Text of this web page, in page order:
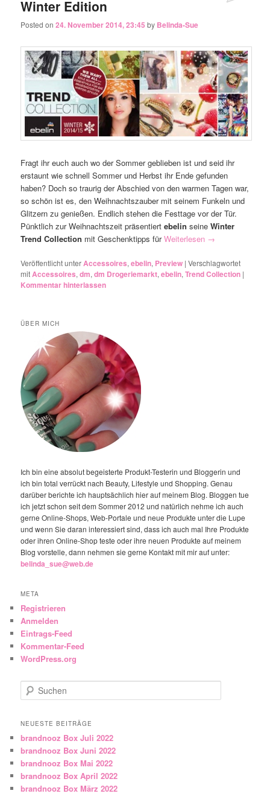
Posted on24. November 2014, 23:45 by Belinda-Sue
Fragt ihr euch auch wo der Sommer geblieben ist und seid ihr
erstaunt wie schnell Sommer und Herbst ihr Ende gefunden
haben? Doch so traurig der Abschied von den warmen Tagen war,
so schön ist es, den Weihnachtszauber mit seinem Funkeln und
Glitzern zu genießen. Endlich stehen die Festtage vor der Tür.
Pünktlich zur Weihnachtszeit präsentiertebelin seineWinter
Trend Collection mit Geschenktipps fürWeiterlesen →
Veröffentlicht unterAccessoires,ebelin, Preview |Verschlagwortet
mitAccessoires,dm,dm Drogeriemarkt,ebelin,Trend Collection |
Kommentar hinterlassen
ÜBER MICH
Ich bin eine absolut begeisterte Produkt-Testerin und Bloggerin und
ich bin total verrückt nach Beauty, Lifestyle und Shopping. Genau
darüber berichte ich hauptsächlich hier auf meinem Blog. Bloggen tue
ich jetzt schon seit dem Sommer 2012 und natürlich nehme ich auch
gerne Online-Shops, Web-Portale und neue Produkte unter die Lupe
und wenn Sie daran interessiert sind, dass ich auch mal Ihre Produkte
oder ihren Online-Shop teste oder ihre neuen Produkte auf meinem
Blog vorstelle, dann nehmen sie gerne Kontakt mit mir auf unter:
belinda_sue@web.de
META
Registrieren
Anmelden
Eintrags-Feed
Kommentar-Feed
WordPress.org
Suchen
NEUESTE BEITRÄGE
brandnooz Box Juli 2022
brandnooz Box Juni 2022
brandnooz Box Mai 2022
brandnooz Box April 2022
brandnooz Box März 2022